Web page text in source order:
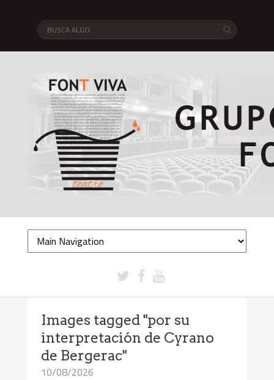
Images tagged "por su
interpretación de Cyrano
de Bergerac"
10/08/2026